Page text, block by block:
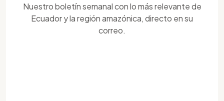
Nuestro boletín semanal con lo más relevante de
Ecuador y la región amazónica, directo en su
correo.